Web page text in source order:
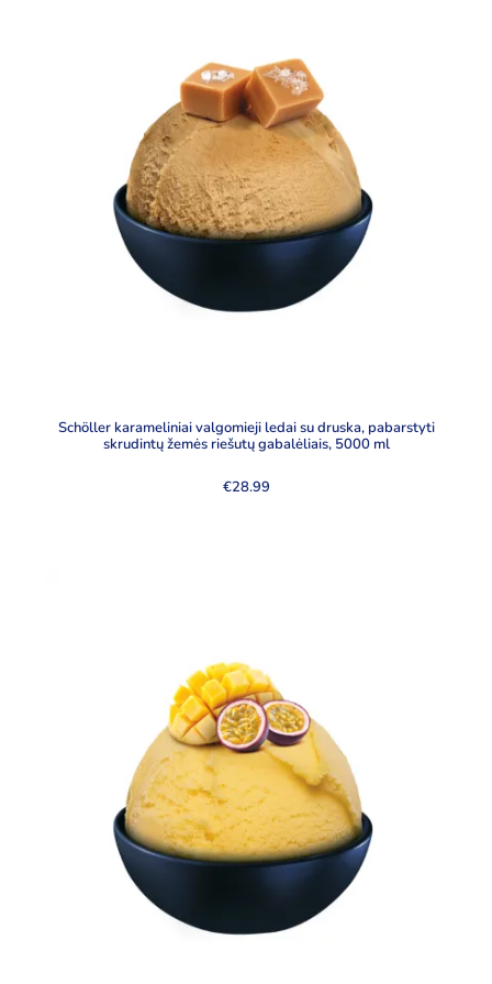
Schöller karameliniai valgomieji ledai su druska, pabarstyti
skrudintų žemės riešutų gabalėliais, 5000 ml
€28.99